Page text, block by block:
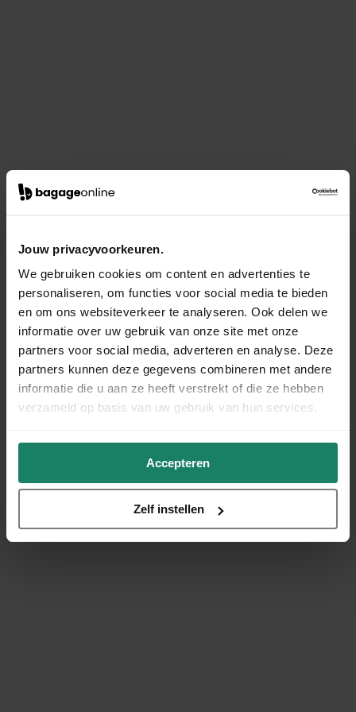
Jouw privacyvoorkeuren.
We gebruiken cookies om content en advertenties te
personaliseren, om functies voor social media te bieden
en om ons websiteverkeer te analyseren. Ook delen we
informatie over uw gebruik van onze site met onze
partners voor social media, adverteren en analyse. Deze
partners kunnen deze gegevens combineren met andere
informatie die u aan ze heeft verstrekt of die ze hebben
verzameld op basis van uw gebruik van hun services.
Accepteren
Zelf instellen